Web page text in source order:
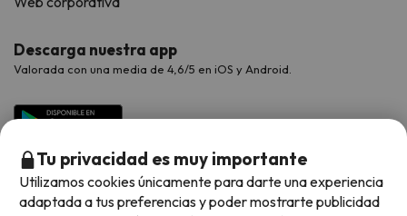
Descarga nuestra app
Valorada con una media de 4,6/5 en iOS y Android.
Tu privacidad es muy importante
Utilizamos cookies únicamente para darte una experiencia
adaptada a tus preferencias y poder mostrarte publicidad